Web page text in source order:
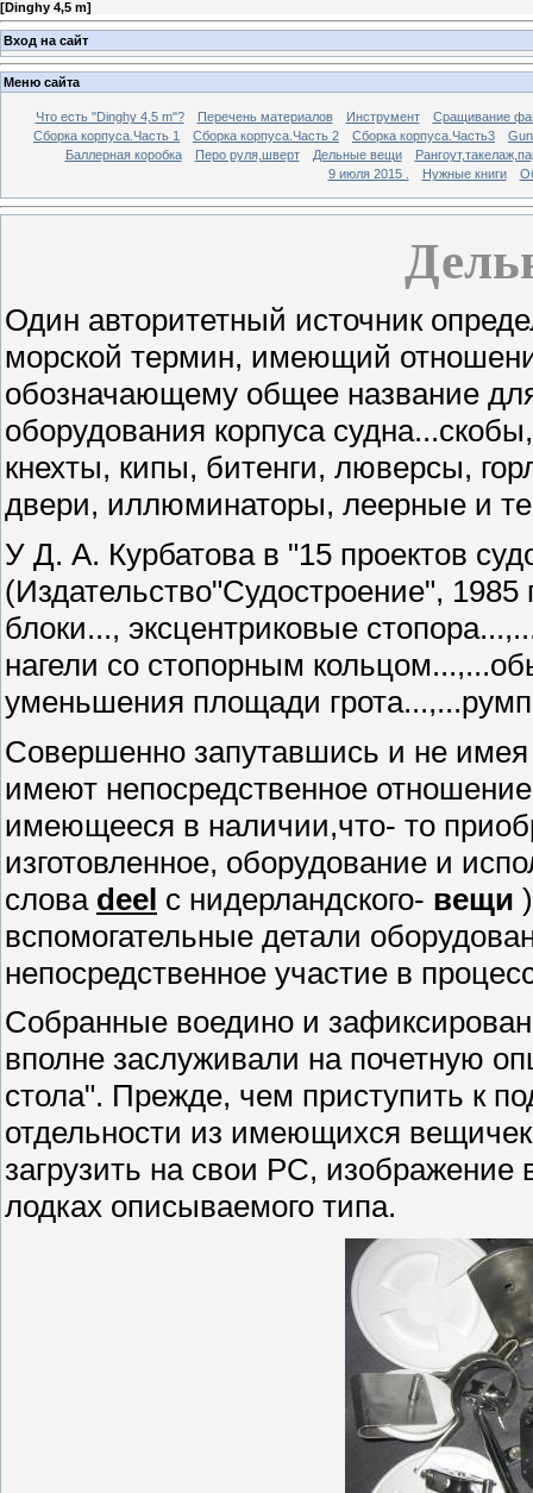
[Dinghy 4,5 m]
Вход на сайт
Меню сайта
Что есть "Dinghy 4,5 m"? Перечень материалов Инструмент
Сращивание
Сборка корпуса.Часть 1
Сборка корпуса.Часть 2 Сборка корпуса.Часть3
Баллерная коробка
Перо руля,шверт Дельные вещи
9 июля 2015 .
Нужные книги
Один авторитетный источник
морской термин, имеющий
обозначающему общее название
оборудования корпуса
кнехты, кипы, битенги, люверсы,
двери, иллюминаторы, леерные и
У Д. А. Курбатова в "15 проектов
(Издательство"Судостроение",
блоки..., эксцентриковые
нагели со стопорным
уменьшения площади
Совершенно запутавшись и не
имеют непосредственное
имеющееся в наличии,что- то
изготовленное, оборудование и
слова deel с нидерландского- вещи
вспомогательные детали
непосредственное участие в
Собранные воедино и
вполне заслуживали на почетную
стола". Прежде, чем приступить к
отдельности из имеющихся
загрузить на свои PC, изображение
лодках описываемого типа.